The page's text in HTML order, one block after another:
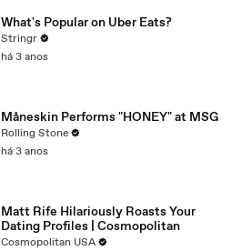
What's Popular on Uber Eats?
Stringr
há 3 anos
Måneskin Performs "HONEY" at MSG
Rolling Stone
há 3 anos
Matt Rife Hilariously Roasts Your
Dating Profiles | Cosmopolitan
Cosmopolitan USA